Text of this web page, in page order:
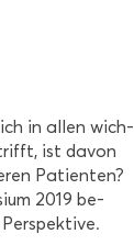
in allen wich­
ist davon
Pa­ti­en­ten?
2019 be­